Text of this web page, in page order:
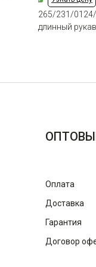
265/231/
длинный рукав
Оплата
Доставка
Гарантия
Договор